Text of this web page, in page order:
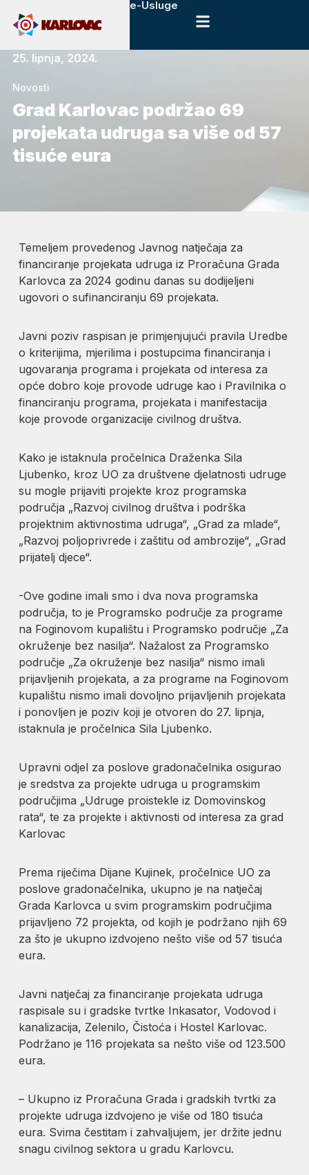
e-Usluge
25. lipnja, 2024.
Novosti
Grad Karlovac podržao 69
projekata udruga sa više od 57
tisuće eura
Temeljem provedenog Javnog natječaja za
financiranje projekata udruga iz Proračuna Grada
Karlovca za 2024 godinu danas su dodijeljeni
ugovori o sufinanciranju 69 projekata.
Javni poziv raspisan je primjenjujući pravila Uredbe
o kriterijima, mjerilima i postupcima financiranja i
ugovaranja programa i projekata od interesa za
opće dobro koje provode udruge kao i Pravilnika o
financiranju programa, projekata i manifestacija
koje provode organizacije civilnog društva.
Kako je istaknula pročelnica Draženka Sila
Ljubenko, kroz UO za društvene djelatnosti udruge
su mogle prijaviti projekte kroz programska
područja „Razvoj civilnog društva i podrška
projektnim aktivnostima udruga“, „Grad za mlade“,
„Razvoj poljoprivrede i zaštitu od ambrozije“, „Grad
prijatelj djece“.
-Ove godine imali smo i dva nova programska
područja, to je Programsko područje za programe
na Foginovom kupalištu i Programsko područje „Za
okruženje bez nasilja“. Nažalost za Programsko
područje „Za okruženje bez nasilja“ nismo imali
prijavljenih projekata, a za programe na Foginovom
kupalištu nismo imali dovoljno prijavljenih projekata
i ponovljen je poziv koji je otvoren do 27. lipnja,
istaknula je pročelnica Sila Ljubenko.
Upravni odjel za poslove gradonačelnika osigurao
je sredstva za projekte udruga u programskim
područjima „Udruge proistekle iz Domovinskog
rata“, te za projekte i aktivnosti od interesa za grad
Karlovac
Prema riječima Dijane Kujinek, pročelnice UO za
poslove gradonačelnika, ukupno je na natječaj
Grada Karlovca u svim programskim područjima
prijavljeno 72 projekta, od kojih je podržano njih 69
za što je ukupno izdvojeno nešto više od 57 tisuća
eura.
Javni natječaj za financiranje projekata udruga
raspisale su i gradske tvrtke Inkasator, Vodovod i
kanalizacija, Zelenilo, Čistoća i Hostel Karlovac.
Podržano je 116 projekata sa nešto više od 123.500
eura.
– Ukupno iz Proračuna Grada i gradskih tvrtki za
projekte udruga izdvojeno je više od 180 tisuća
eura. Svima čestitam i zahvaljujem, jer držite jednu
snagu civilnog sektora u gradu Karlovcu.